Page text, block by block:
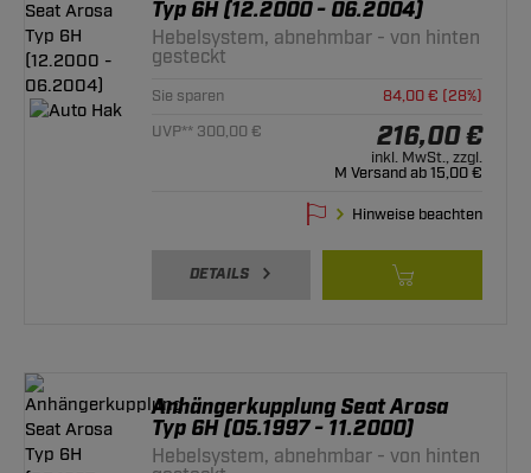
Typ 6H (12.2000 - 06.2004)
Hebelsystem, abnehmbar - von hinten
gesteckt
Sie sparen
84,00 € (28%)
UVP** 300,00 €
216,00 €
inkl. MwSt., zzgl.
M Versand ab 15,00 €
Hinweise beachten
DETAILS
Anhängerkupplung Seat Arosa
Typ 6H (05.1997 - 11.2000)
Hebelsystem, abnehmbar - von hinten